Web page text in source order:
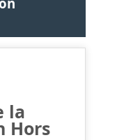
la
Hors